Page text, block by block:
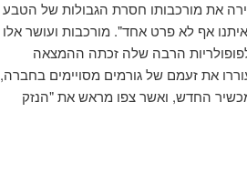
את מורכבותו חסרת הגבולות של הטבע
אף לא פרט אחד". מורכבות ועושר אלו
הרבה שלה זכתה ההמצאה
את זעמם של גורמים מסויימים בחברה,
החדש, ואשר צפו מראש את "הנזק